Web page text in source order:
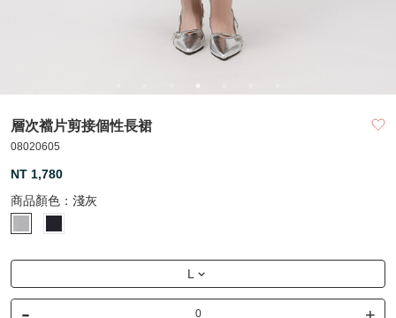
層次襠片剪接個性長裙
08020605
NT 1,780
商品顏色： 淺灰
L